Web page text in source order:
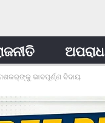
ଅପରାଧ
ଭାବପୂର୍ଣ୍ଣ ବିଦାୟ